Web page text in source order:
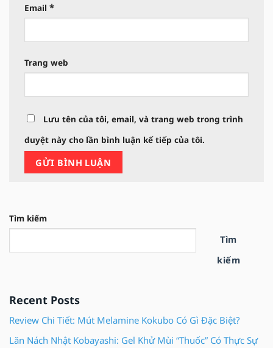
Tìm kiếm
Tìm
kiếm
Recent Posts
Review Chi Tiết: Mút Melamine Kokubo Có Gì Đặc Biệt?
Lăn Nách Nhật Kobayashi: Gel Khử Mùi “Thuốc” Có Thực Sự
Email *
Trang web
Lưu tên của tôi, email, và trang web trong trình
duyệt này cho lần bình luận kế tiếp của tôi.